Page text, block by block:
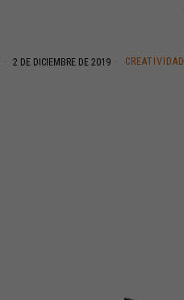
2 DE DICIEMBRE DE 2019 CREATIVIDAD